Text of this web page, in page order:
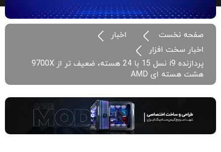
صفحه نخست
اخبار
اخبار سخت افزار
پردازنده i9 نسل 15 با 24 هسته، ضعیف تر از 9700X
هشت هسته ای AMD